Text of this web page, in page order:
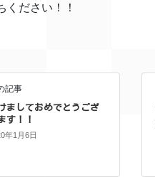
ください！！
記事
ましておめでとうござ
す！！
年1月6日